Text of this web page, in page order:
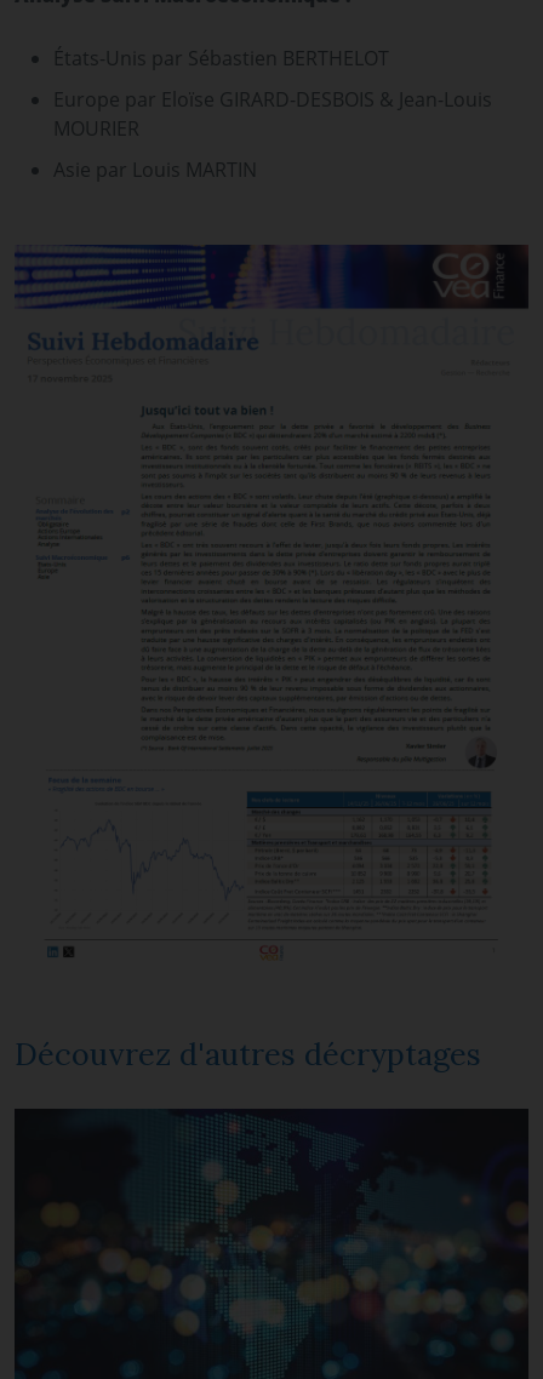
États-Unis par Sébastien BERTHELOT
Europe par Eloïse GIRARD-DESBOIS & Jean-Louis
MOURIER
Asie par Louis MARTIN
Découvrez d'autres décryptages